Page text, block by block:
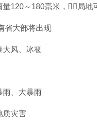
量120～180毫米，局
省大部将出现
大风、冰雹
雨、大暴雨
质灾害